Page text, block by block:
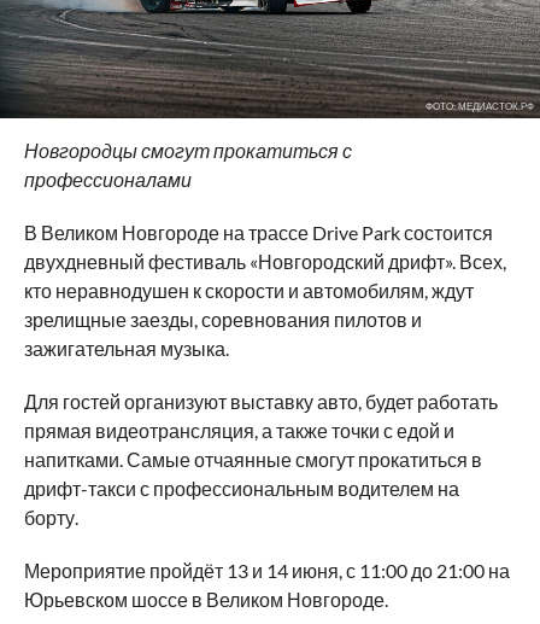
ФОТО: МЕДИАСТОК.РФ
Новгородцы смогут прокатиться с
профессионалами
В Великом Новгороде на трассе Drive Park состоится
двухдневный фестиваль «Новгородский дрифт». Всех,
кто неравнодушен к скорости и автомобилям, ждут
зрелищные заезды, соревнования пилотов и
зажигательная музыка.
Для гостей организуют выставку авто, будет работать
прямая видеотрансляция, а также точки с едой и
напитками. Самые отчаянные смогут прокатиться в
дрифт-такси с профессиональным водителем на
борту.
Мероприятие пройдёт 13 и 14 июня, с 11:00 до 21:00 на
Юрьевском шоссе в Великом Новгороде.